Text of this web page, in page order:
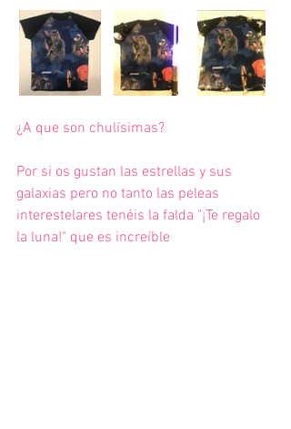
¿A que son chulísimas?
Por si os gustan las estrellas y sus
galaxias pero no tanto las peleas
interestelares tenéis la falda "¡Te regalo
la luna!" que es increíble